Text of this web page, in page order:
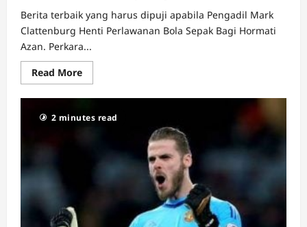
Berita terbaik yang harus dipuji apabila Pengadil Mark
Clattenburg Henti Perlawanan Bola Sepak Bagi Hormati
Azan. Perkara...
Read MoreRead
more
Pengadil
Clattenburg
Hormati
2 minutes read